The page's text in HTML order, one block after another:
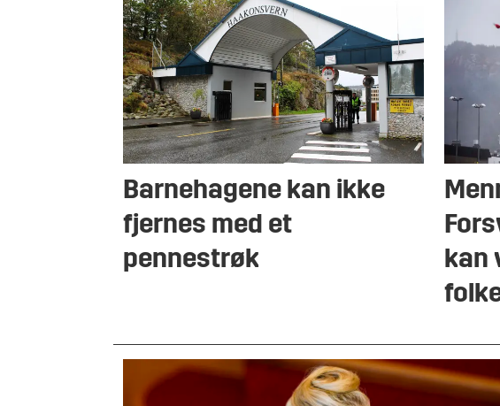
Barnehagene kan ikke
fjernes med et
pennestrøk
kan